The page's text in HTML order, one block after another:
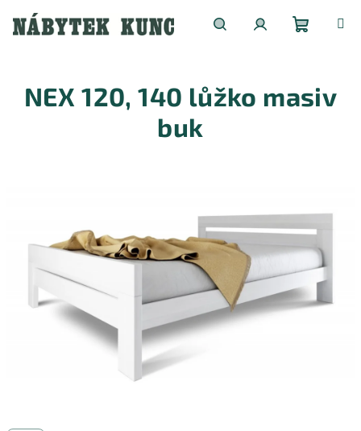
obsah
košík
NEX 120, 140 lůžko masiv
buk